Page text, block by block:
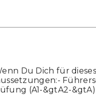
Du Dich für
(A1-&gtA2-&gtA)